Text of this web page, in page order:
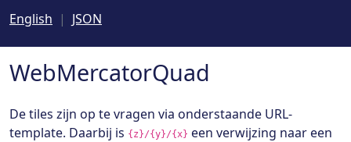
English
JSON
WebMercatorQuad
De tiles zijn op te vragen via onderstaande URL-
template. Daarbij is {z}/{y}/{x} een verwijzing naar een